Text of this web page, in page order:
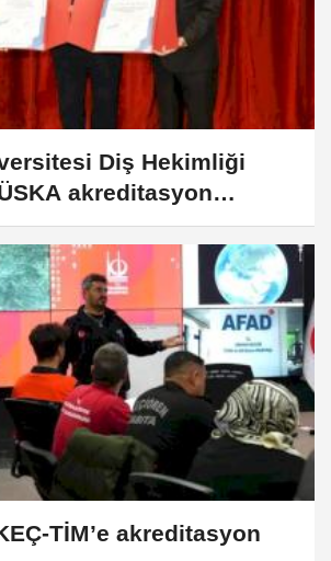
Diş Hekimliği
akreditasyon
TİM’e akreditasyon